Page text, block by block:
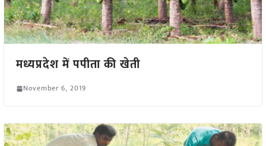
मध्यप्रदेश में पपीता की खेती
November 6, 2019